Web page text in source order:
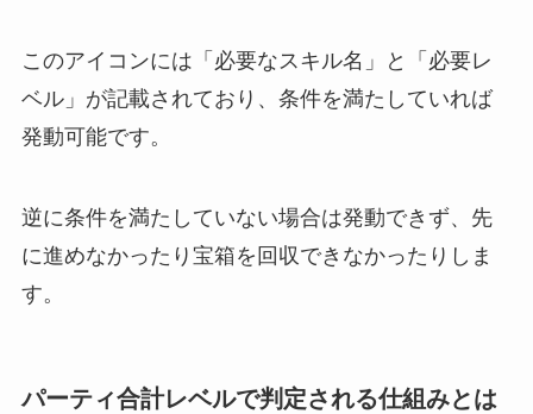
このアイコンには「必要なスキル名」と「必要レ
ベル」が記載されており、条件を満たしていれば
発動可能です。
逆に条件を満たしていない場合は発動できず、先
に進めなかったり宝箱を回収できなかったりしま
す。
パーティ合計レベルで判定される仕組みとは